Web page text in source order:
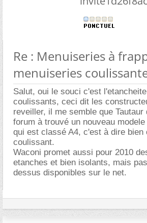
Re : Menuiseries à
menuiseries
Salut, oui le souci c'est
coulissants, ceci dit les
reveiller, il me semble que
forum à trouvé un nouveau
qui est classé A4, c'est à dire bien
coulissant.
Waconi promet aussi pour 2010
etanches et bien isolants, mais
dessus disponibles sur le net.